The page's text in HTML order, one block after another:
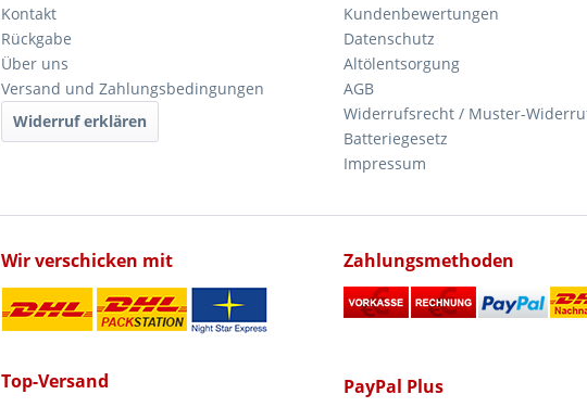
Kontakt
Rückgabe
Über uns
Versand und Zahlungsbedingungen
Widerruf erklären
Kundenbewertungen
Datenschutz
Altölentsorgung
AGB
Widerrufsrecht / Muster-
Batteriegesetz
Impressum
Wir verschicken mit
Top-Versand
Zahlungsmethoden
PayPal Plus